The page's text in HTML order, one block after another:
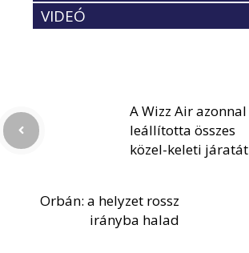
VIDEÓ
A Wizz Air azonnal
leállította összes
közel-keleti járatát
Orbán: a helyzet rossz
irányba halad